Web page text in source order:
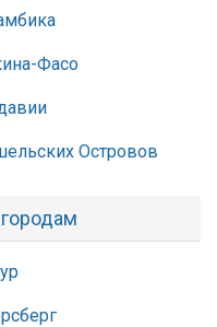
Фасо
Островов